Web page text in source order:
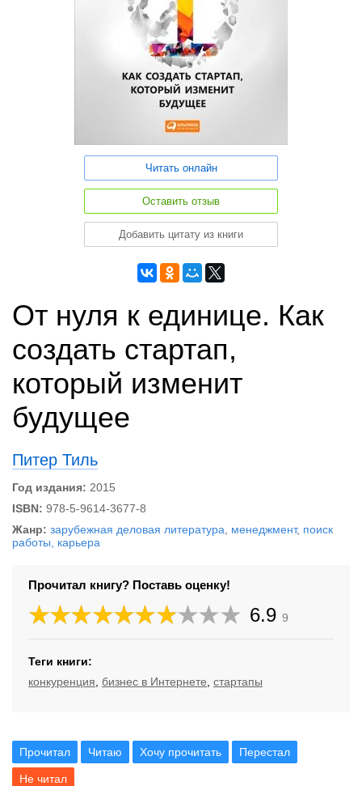
Читать онлайн
Оставить отзыв
Добавить цитату из книги
От нуля к единице. Как
создать стартап,
который изменит
будущее
Питер Тиль
Год издания: 2015
ISBN: 978-5-9614-3677-8
Жанр: зарубежная деловая литература менеджмент, поиск
работы, карьера
Прочитал книгу? Поставь оценку!
6.9 9
Теги книги:
конкуренция бизнес в Интернете стартапы
Прочитал Читаю Хочу прочитать Перестал
Не читал